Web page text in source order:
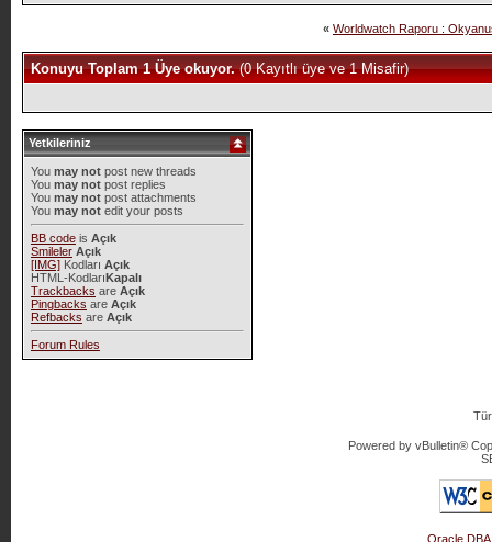
« Worldwatch Raporu :
Konuyu Toplam 1 Üye okuyor.(0 Kayıtlı üye ve 1 Misafir)
Yetkileriniz
You may notpost new threads
You may notpost replies
You may notpost attachments
You may notedit your posts
BB codeis Açık
Smileler Açık
[IMG]Kodları Açık
HTML-KodlarıKapalı
Trackbacks are Açık
Pingbacks are Açık
Refbacks are Açık
Forum Rules
Powered by vBulletin®
Oracle DBA